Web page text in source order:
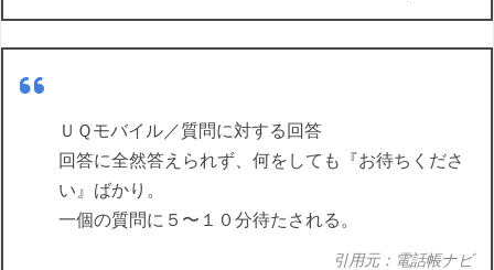
ＵＱモバイル／質問に対する回答
回答に全然答えられず、何をしても『お待ちくださ
い』ばかり。
一個の質問に５〜１０分待たされる。
引用元：電話帳ナビ